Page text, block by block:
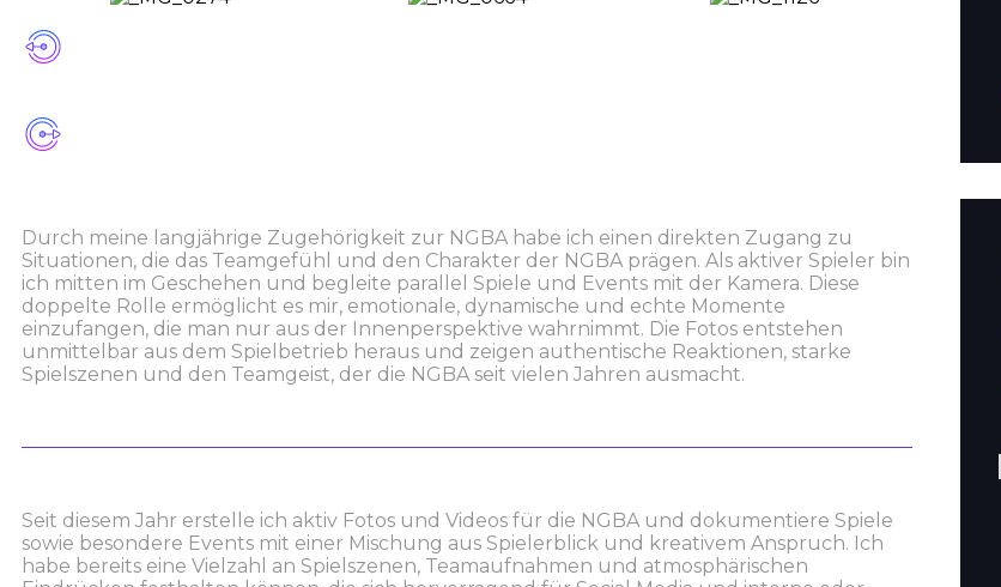
Durch meine langjährige Zugehörigkeit zur NGBA habe ich einen direkten Zugang zu
Situationen, die das Teamgefühl und den Charakter der NGBA prägen. Als aktiver Spieler bin
ich mitten im Geschehen und begleite parallel Spiele und Events mit der Kamera. Diese
doppelte Rolle ermöglicht es mir, emotionale, dynamische und echte Momente
einzufangen, die man nur aus der Innenperspektive wahrnimmt. Die Fotos entstehen
unmittelbar aus dem Spielbetrieb heraus und zeigen authentische Reaktionen, starke
Spielszenen und den Teamgeist, der die NGBA seit vielen Jahren ausmacht.
Seit diesem Jahr erstelle ich aktiv Fotos und Videos für die NGBA und dokumentiere Spiele
sowie besondere Events mit einer Mischung aus Spielerblick und kreativem Anspruch. Ich
habe bereits eine Vielzahl an Spielszenen, Teamaufnahmen und atmosphärischen